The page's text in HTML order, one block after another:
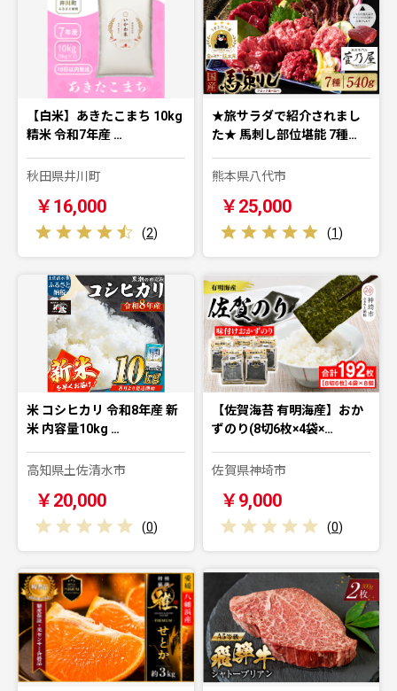
【白米】あきたこまち 10kg
精米 令和7年産 …
秋田県井川町
￥16,000
(2)
★旅サラダで紹介されまし
た★ 馬刺し部位堪能 7種…
熊本県八代市
￥25,000
(1)
米 コシヒカリ 令和8年産 新
米 内容量10kg …
高知県土佐清水市
￥20,000
(0)
【佐賀海苔 有明海産】おか
ずのり(8切6枚×4袋×…
佐賀県神埼市
￥9,000
(0)